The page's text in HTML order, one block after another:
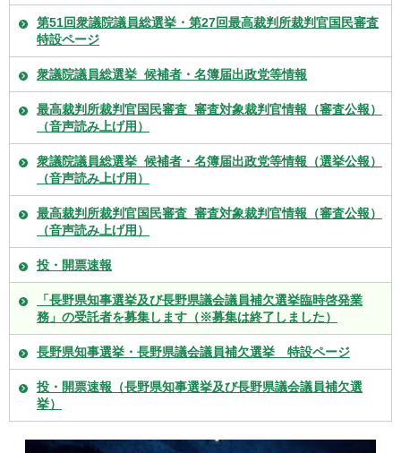
第51回衆議院議員総選挙・第27回最高裁判所裁判官国民審査
特設ページ
衆議院議員総選挙_候補者・名簿届出政党等情報
最高裁判所裁判官国民審査_審査対象裁判官情報（審査公報）
（音声読み上げ用）
衆議院議員総選挙_候補者・名簿届出政党等情報（選挙公報）
（音声読み上げ用）
最高裁判所裁判官国民審査_審査対象裁判官情報（審査公報）
（音声読み上げ用）
投・開票速報
「長野県知事選挙及び長野県議会議員補欠選挙臨時啓発業
務」の受託者を募集します（※募集は終了しました）
長野県知事選挙・長野県議会議員補欠選挙 特設ページ
投・開票速報（長野県知事選挙及び長野県議会議員補欠選
挙）